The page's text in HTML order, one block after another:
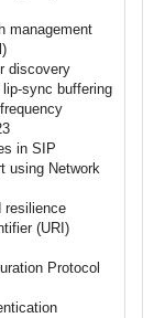
management
discovery
sync buffering
in SIP
using Network
resilience
(URI)
Protocol